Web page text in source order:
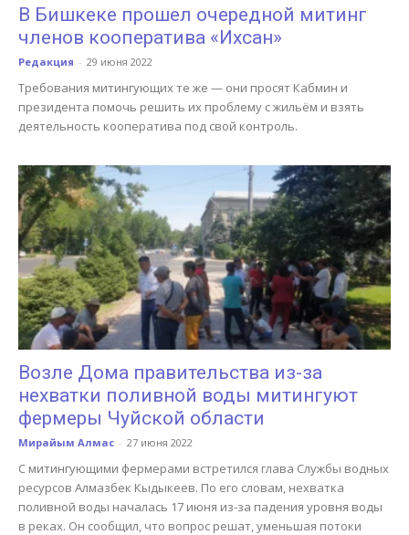
В Бишкеке прошел очередной митинг
членов кооператива «Ихсан»
Редакция - 29 июня 2022
Требования митингующих те же — они просят Кабмин и
президента помочь решить их проблему с жильём и взять
деятельность кооператива под свой контроль.
Возле Дома правительства из-за
нехватки поливной воды митингуют
фермеры Чуйской области
Мирайым Алмас - 27 июня 2022
С митингующими фермерами встретился глава Службы водных
ресурсов Алмазбек Кыдыкеев. По его словам, нехватка
поливной воды началась 17 июня из-за падения уровня воды
в реках. Он сообщил, что вопрос решат, уменьшая потоки